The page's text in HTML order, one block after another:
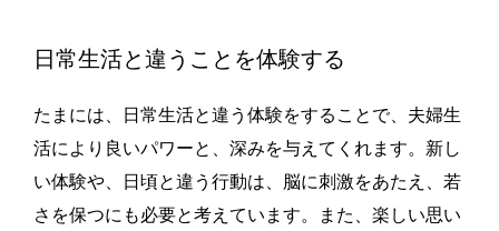
日常生活と違うことを体験する
たまには、日常生活と違う体験をすることで、夫婦生
活により良いパワーと、深みを与えてくれます。新し
い体験や、日頃と違う行動は、脳に刺激をあたえ、若
さを保つにも必要と考えています。また、楽しい思い